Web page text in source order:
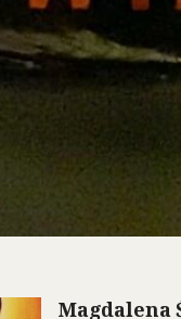
Magdalena